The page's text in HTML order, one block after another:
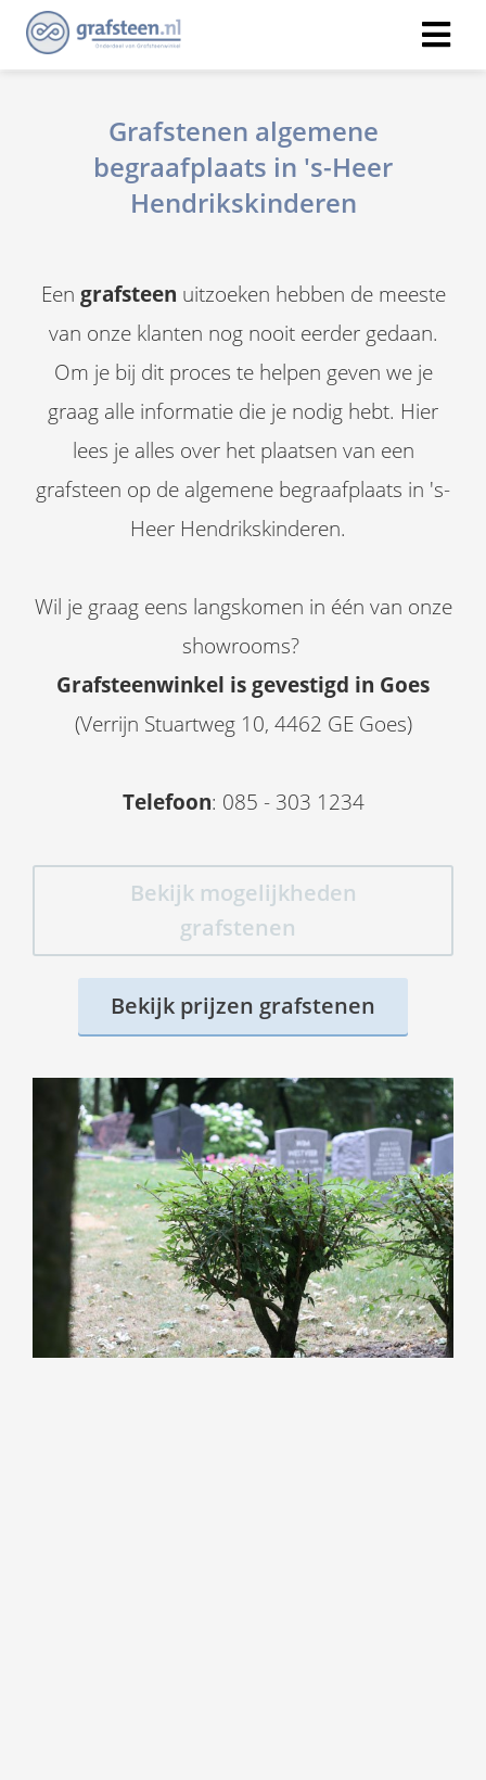
Grafstenen algemene
begraafplaats in 's-Heer
Hendrikskinderen
Een grafsteen uitzoeken hebben de meeste
van onze klanten nog nooit eerder gedaan.
Om je bij dit proces te helpen geven we je
graag alle informatie die je nodig hebt. Hier
lees je alles over het plaatsen van een
grafsteen op de algemene begraafplaats in 's-
Heer Hendrikskinderen.
Wil je graag eens langskomen in één van onze
showrooms?
Grafsteenwinkel is gevestigd in Goes
(Verrijn Stuartweg 10, 4462 GE Goes)
Telefoon: 085 - 303 1234
Bekijk mogelijkheden
grafstenen
Bekijk prijzen grafstenen